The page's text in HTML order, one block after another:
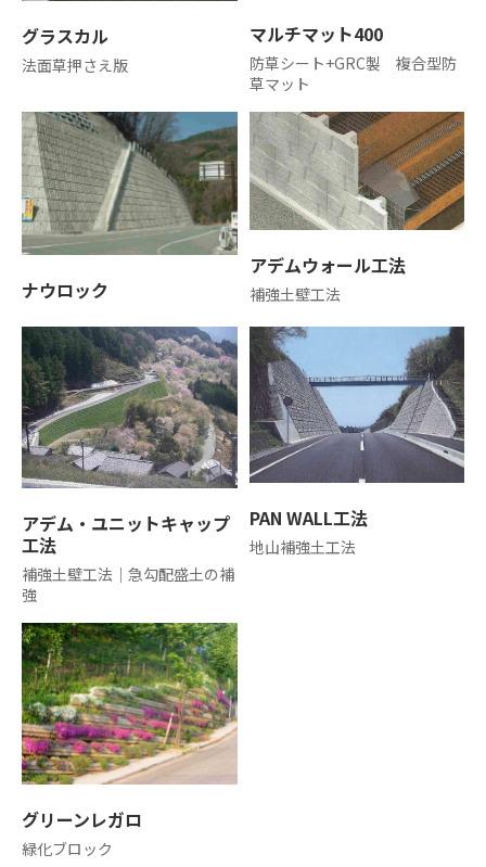
グラスカル
法面草押さえ版
マルチマット400
防草シート+GRC製 複合型防
草マット
ナウロック
アデムウォール工法
補強土壁工法
アデム・ユニットキャップ
工法
補強土壁工法｜急勾配盛土の補
強
PAN WALL工法
地山補強土工法
グリーンレガロ
緑化ブロック